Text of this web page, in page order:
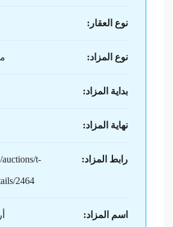
نوع العقار:
نوع المزاد:
بداية المزاد:
نهاية المزاد:
رابط المزاد: auctions/t-
2464
اسم المزاد: